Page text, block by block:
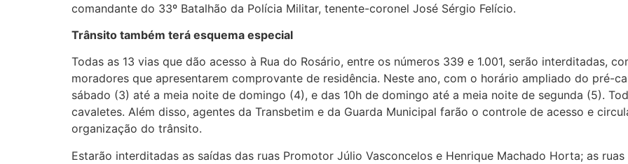
comandante do 33º Batalhão da Polícia Militar, tenente-coronel José Sérgio Felício.
Trânsito também terá esquema especial
Todas as 13 vias que dão acesso à Rua do Rosário, entre os números 339 e 1.001, serão interditadas,
moradores que apresentarem comprovante de residência. Neste ano, com o horário ampliado do pré-
sábado (3) até a meia noite de domingo (4), e das 10h de domingo até a meia noite de segunda (5).
cavaletes. Além disso, agentes da Transbetim e da Guarda Municipal farão o controle de acesso e
organização do trânsito.
Estarão interditadas as saídas das ruas Promotor Júlio Vasconcelos e Henrique Machado Horta; as